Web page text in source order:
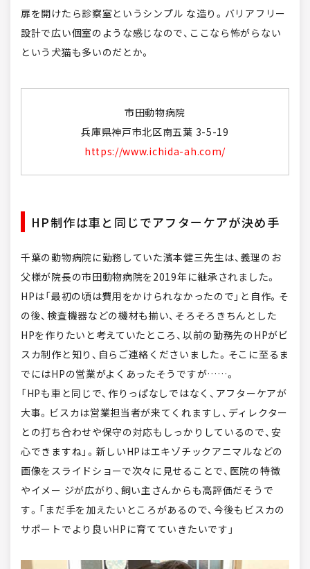
扉を開けたら診察室というシンプル な造り。バリアフリー
設計で広い個室のような感じなので、ここなら怖がらない
という犬猫も多いのだとか。
市田動物病院
兵庫県神戸市北区南五葉 3-5-19
https://www.ichida-ah.com/
HP制作は車と同じでアフターケアが決め手
千葉の動物病院に勤務していた濱本健三先生は、義理のお
父様が院長の市田動物病院を2019年に継承されました。
HPは「最初の頃は費用をかけられなかったので」と自作。そ
の後、検査機器などの機材も揃い、そろそろきちんとした
HPを作りたいと考えていたところ、以前の勤務先のHPがビ
スカ制作と知り、自らご連絡くださいました。そこに至るま
でにはHPの営業がよくあったそうですが……。
「HPも車と同じで、作りっぱなしではなく、アフターケアが
大事。ビスカは営業担当者が来てくれますし、ディレクター
との打ち合わせや保守の対応もしっかりしているので、安
心できますね」。新しいHPはエキゾチックアニマルなどの
画像をスライドショーで次々に見せることで、医院の特徴
やイメー ジが広がり、飼い主さんからも高評価だそうで
す。「まだ手を加えたいところがあるので、今後もビスカの
サポートでより良いHPに育てていきたいです」